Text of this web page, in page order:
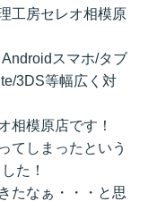
工房セレオ相模原
スマホ/タブ
3DS等幅広く対
相模原店です！
てしまったという
た！
たなぁ・・・と思